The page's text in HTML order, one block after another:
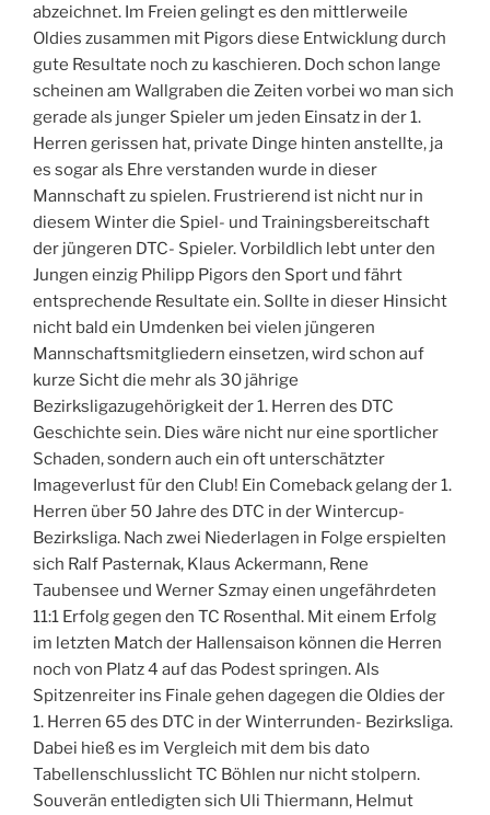
abzeichnet. Im Freien gelingt es den mittlerweile
Oldies zusammen mit Pigors diese Entwicklung durch
gute Resultate noch zu kaschieren. Doch schon lange
scheinen am Wallgraben die Zeiten vorbei wo man sich
gerade als junger Spieler um jeden Einsatz in der 1.
Herren gerissen hat, private Dinge hinten anstellte, ja
es sogar als Ehre verstanden wurde in dieser
Mannschaft zu spielen. Frustrierend ist nicht nur in
diesem Winter die Spiel- und Trainingsbereitschaft
der jüngeren DTC- Spieler. Vorbildlich lebt unter den
Jungen einzig Philipp Pigors den Sport und fährt
entsprechende Resultate ein. Sollte in dieser Hinsicht
nicht bald ein Umdenken bei vielen jüngeren
Mannschaftsmitgliedern einsetzen, wird schon auf
kurze Sicht die mehr als 30 jährige
Bezirksligazugehörigkeit der 1. Herren des DTC
Geschichte sein. Dies wäre nicht nur eine sportlicher
Schaden, sondern auch ein oft unterschätzter
Imageverlust für den Club! Ein Comeback gelang der 1.
Herren über 50 Jahre des DTC in der Wintercup-
Bezirksliga. Nach zwei Niederlagen in Folge erspielten
sich Ralf Pasternak, Klaus Ackermann, Rene
Taubensee und Werner Szmay einen ungefährdeten
11:1 Erfolg gegen den TC Rosenthal. Mit einem Erfolg
im letzten Match der Hallensaison können die Herren
noch von Platz 4 auf das Podest springen. Als
Spitzenreiter ins Finale gehen dagegen die Oldies der
1. Herren 65 des DTC in der Winterrunden- Bezirksliga.
Dabei hieß es im Vergleich mit dem bis dato
Tabellenschlusslicht TC Böhlen nur nicht stolpern.
Souverän entledigten sich Uli Thiermann, Helmut